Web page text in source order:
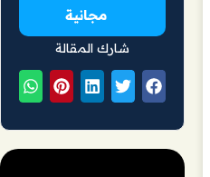
مجانية
شارك المقالة